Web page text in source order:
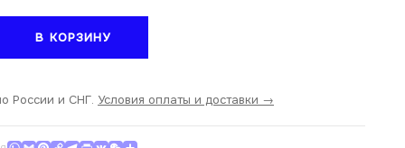
В КОРЗИНУ
России и СНГ. Условия оплаты и доставки →
WhatsApp
Gmail
Pinterest
Copy LinkTelegram
Print
VKWeChat